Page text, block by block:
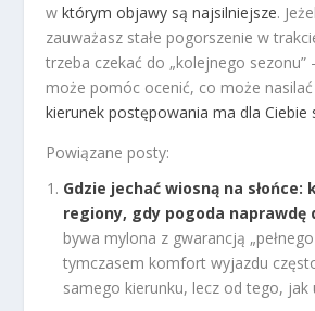
wktórym objawy są najsilniejsze.
zauważasz stałe pogorszenie w
trzeba czekać do „kolejnego
może pomóc ocenić, co może
kierunek postępowania ma dla Ciebie
Powiązane posty:
Gdzie jechać wiosną na słońce:
regiony, gdy pogoda naprawdę
bywa mylona z gwarancją „pełnego
tymczasem komfort wyjazdu
samego kierunku, lecz od tego, jak